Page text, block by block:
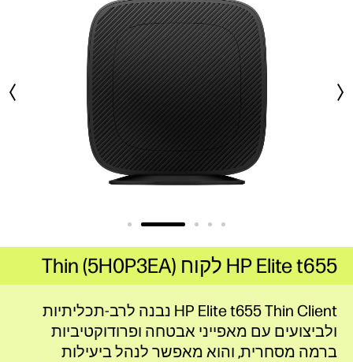
HP Elite t655 Thin Client נבנה לרב-תכליתיות
ולביצועים עם מאפייני אבטחה ופרודוקטיביות
ברמה מסחרית, והוא מאפשר לנהל ביעילות
HP Elite t655 לקוח Thin (5H0P3EA)